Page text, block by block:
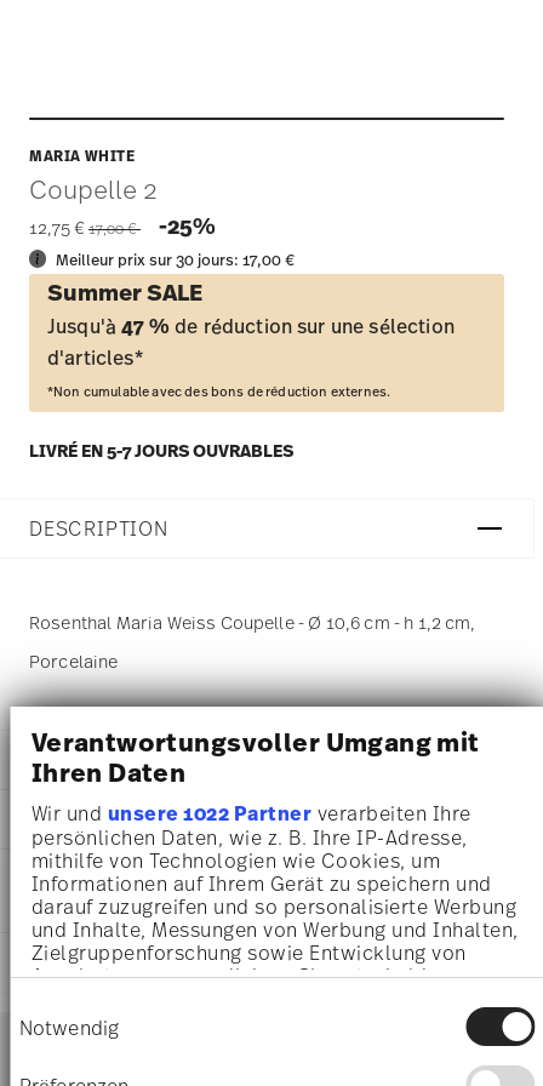
Verantwortungsvoller Umgang mit
Ihren Daten
Wir und unsere 1022 Partnerverarbeiten Ihre
persönlichen Daten, wie z. B. Ihre IP-Adresse,
mithilfe von Technologien wie Cookies, um
Informationen auf Ihrem Gerät zu speichern und
darauf zuzugreifen und so personalisierte Werbung
und Inhalte, Messungen von Werbung und Inhalten,
Zielgruppenforschung sowie Entwicklung von
Angeboten zu ermöglichen. Sie entscheiden
Sie können Ihre Einwilligung jederzeit über die
Cookie-Erklärung oder durch Klicken auf das
Privacy Trigger Symbol ändern oder widerrufen
Notwendig
MARIA WHITE
Coupelle 2
12,75 € Price reduced from
17,00 € -25%
Meilleur prix sur 30 jours:17,00 €
Summer SALE
Jusqu'à47 %de réduction sur une sélection
d'articles*
*Non cumulable avec des bons de réduction externes.
LIVRÉ EN 5-7 JOURS OUVRABLES
DESCRIPTION
Rosenthal Maria Weiss Coupelle - Ø 10,6 cm - h 1,2 cm,
Porcelaine
DÉTAILS
Maria
Blanc
Porcelaine
White
10430-800001-25402
4012438098296
DE
DIMENSIONS
10,60 cm
10,30 cm
10,30 cm
1,20 cm
70 gr
INSTRUCTIONS D'ENTRETIEN ET DE
SÉCURITÉ
EXPÉDITION ET RETOURS
Footer
Services